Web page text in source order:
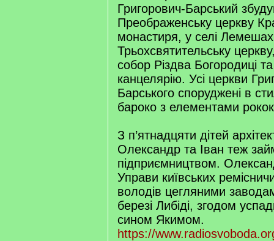
Григорович-Барський
Преображенську церкву
монастиря, у селі Лемешах
Трьохсвятительську
собор Різдва Богородиці
канцелярію. Усі церкви
Барського споруджені в
бароко з елементами
З п’ятнадцяти дітей
Олександр та Іван теж
підприємництвом.
Управи київських
володів цегляними
березі Либіді, згодом
сином Якимом.
https://